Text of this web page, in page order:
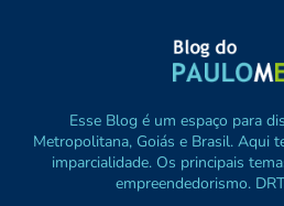
Esse Blog é um espaço para
Metropolitana, Goiás e Brasil. Aqui
imparcialidade. Os principais
empreendedorismo.